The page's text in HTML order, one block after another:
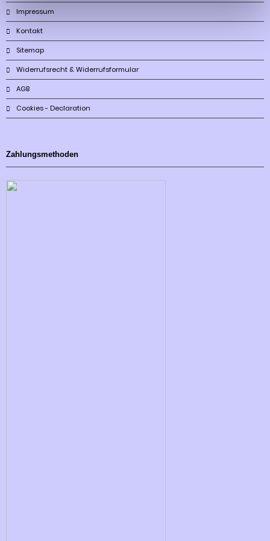
Impressum
Kontakt
Sitemap
Widerrufsrecht & Widerrufsformular
AGB
Cookies - Declaration
Zahlungsmethoden